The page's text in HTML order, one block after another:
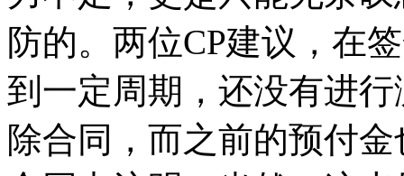
防的。两位CP建议，在
到一定周期，还没有进
除合同，而之前的预付